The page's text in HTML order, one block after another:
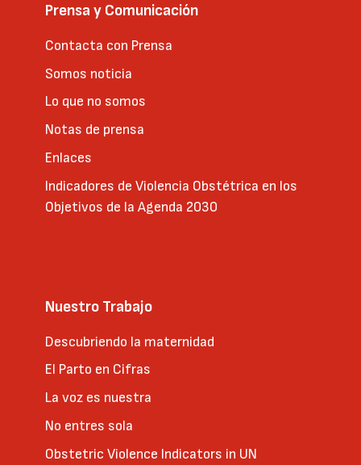
Prensa y Comunicación
Contacta con Prensa
Somos noticia
Lo que no somos
Notas de prensa
Enlaces
Indicadores de Violencia Obstétrica en los
Objetivos de la Agenda 2030
Nuestro Trabajo
Descubriendo la maternidad
El Parto en Cifras
La voz es nuestra
No entres sola
Obstetric Violence Indicators in UN